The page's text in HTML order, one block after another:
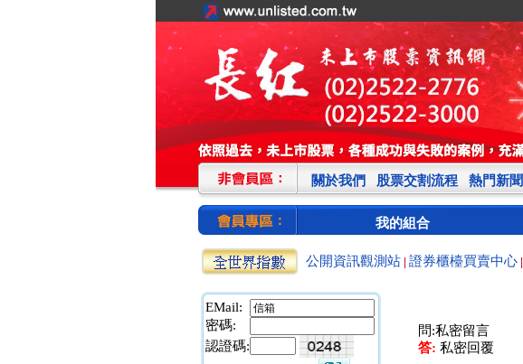
關於我們 股票交割流程 熱門新聞
我的組合
公開資訊觀測站 證券櫃檯買賣中心
EMail:
密碼:
認證碼:
問:私密留言
答: 私密回覆